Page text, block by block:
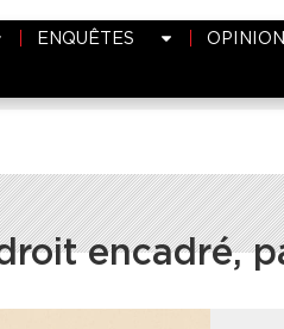
ENQUÊTES
encadré,